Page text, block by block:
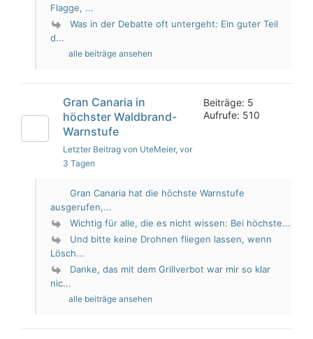
Flagge, ...
Was in der Debatte oft untergeht: Ein guter Teil
d...
alle beiträge ansehen
Gran Canaria in
höchster Waldbrand-
Warnstufe
Letzter Beitrag von UteMeier, vor
3 Tagen
Beiträge: 5
Aufrufe: 510
Gran Canaria hat die höchste Warnstufe
ausgerufen,...
Wichtig für alle, die es nicht wissen: Bei höchste...
Und bitte keine Drohnen fliegen lassen, wenn
Lösch...
Danke, das mit dem Grillverbot war mir so klar
nic...
alle beiträge ansehen